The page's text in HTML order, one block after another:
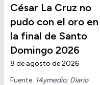
César La Cruz no
pudo con el oro en
la final de Santo
Domingo 2026
8 de agosto de 2026
Fuente: 14ymedio; Diario